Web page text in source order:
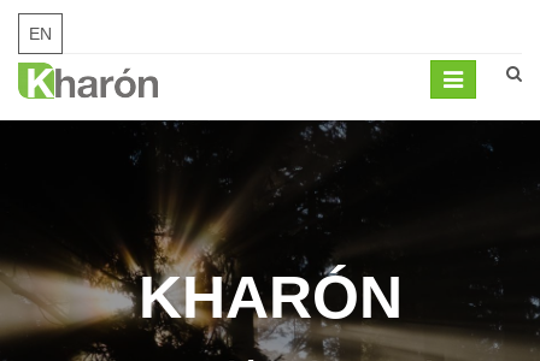
EN
Mobil
KHARÓN